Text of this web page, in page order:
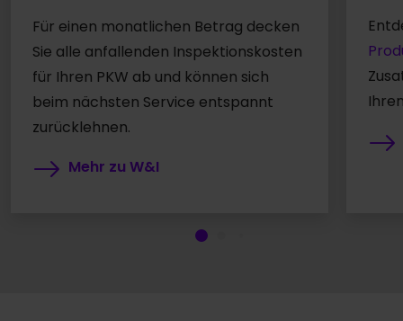
Für einen monatlichen Betrag decken
Sie alle anfallenden Inspektionskosten
für Ihren PKW ab und können sich
beim nächsten Service entspannt
zurücklehnen.
Mehr zu W&I